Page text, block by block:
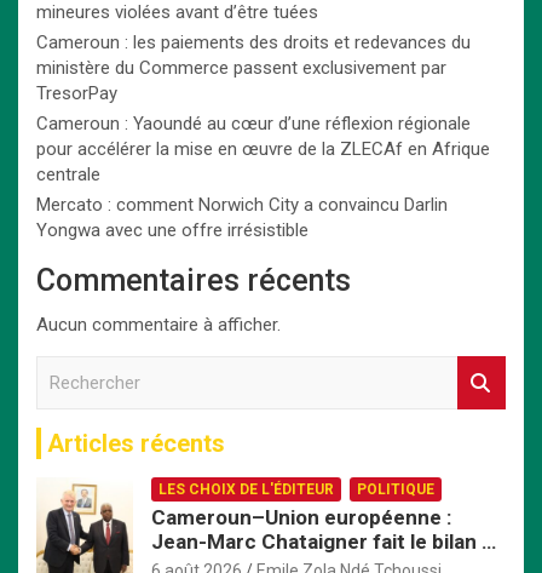
mineures violées avant d’être tuées
Cameroun : les paiements des droits et redevances du
ministère du Commerce passent exclusivement par
TresorPay
Cameroun : Yaoundé au cœur d’une réflexion régionale
pour accélérer la mise en œuvre de la ZLECAf en Afrique
centrale
Mercato : comment Norwich City a convaincu Darlin
Yongwa avec une offre irrésistible
Commentaires récents
Aucun commentaire à afficher.
h
Articles récents
LES CHOIX DE L'ÉDITEUR POLITIQUE
Cameroun–Union européenne :
Jean-Marc Chataigner fait le bilan de
son mandat avant son départ